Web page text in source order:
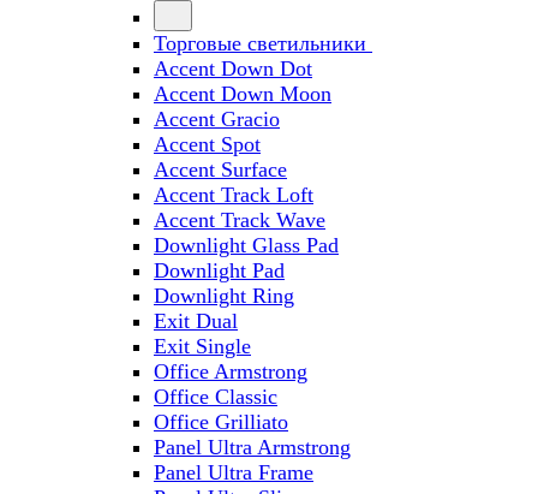
Торговые светильники
Accent Down Dot
Accent Down Moon
Accent Gracio
Accent Spot
Accent Surface
Accent Track Loft
Accent Track Wave
Downlight Glass Pad
Downlight Pad
Downlight Ring
Exit Dual
Exit Single
Office Armstrong
Office Classic
Office Grilliato
Panel Ultra Armstrong
Panel Ultra Frame